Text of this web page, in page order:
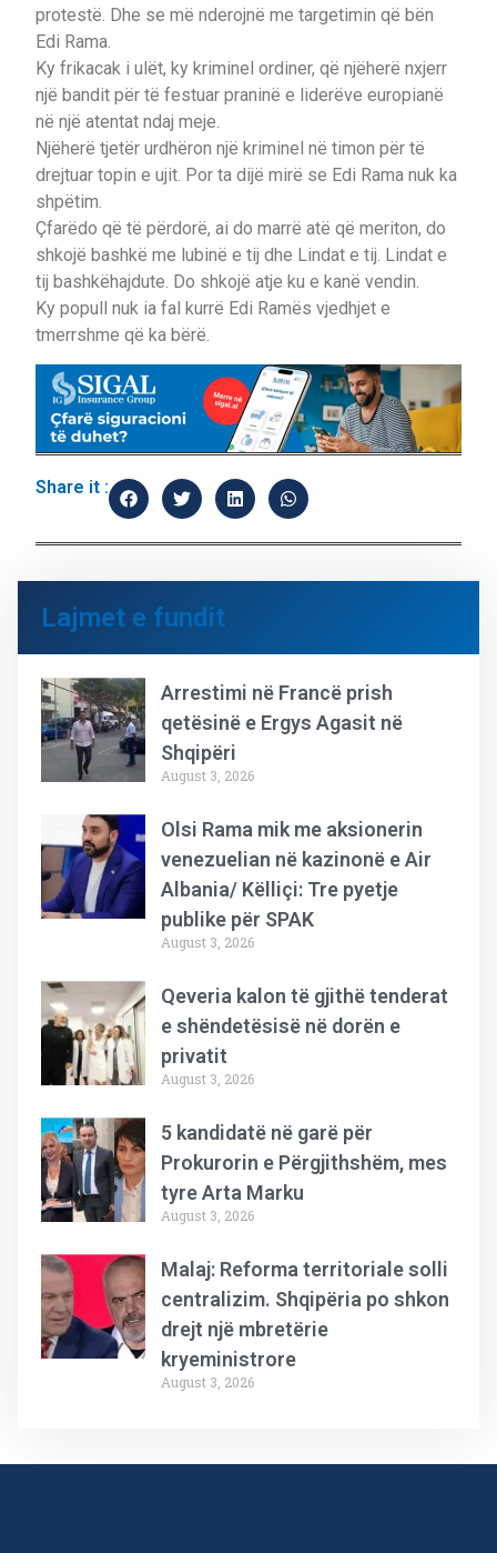
protestë. Dhe se më nderojnë me targetimin që bën
Edi Rama.
Ky frikacak i ulët, ky kriminel ordiner, që njëherë nxjerr
një bandit për të festuar praninë e liderëve europianë
në një atentat ndaj meje.
Njëherë tjetër urdhëron një kriminel në timon për të
drejtuar topin e ujit. Por ta dijë mirë se Edi Rama nuk ka
shpëtim.
Çfarëdo që të përdorë, ai do marrë atë që meriton, do
shkojë bashkë me lubinë e tij dhe Lindat e tij. Lindat e
tij bashkëhajdute. Do shkojë atje ku e kanë vendin.
Ky popull nuk ia fal kurrë Edi Ramës vjedhjet e
tmerrshme që ka bërë.
Share it :
Lajmet e fundit
Arrestimi në Francë prish
qetësinë e Ergys Agasit në
Shqipëri
August 3, 2026
Olsi Rama mik me aksionerin
venezuelian në kazinonë e Air
Albania/ Këlliçi: Tre pyetje
publike për SPAK
August 3, 2026
Qeveria kalon të gjithë tenderat
e shëndetësisë në dorën e
privatit
August 3, 2026
5 kandidatë në garë për
Prokurorin e Përgjithshëm, mes
tyre Arta Marku
August 3, 2026
Malaj: Reforma territoriale solli
centralizim. Shqipëria po shkon
drejt një mbretërie
kryeministrore
August 3, 2026